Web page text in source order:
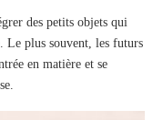
des petits objets qui
Le plus souvent, les futurs
en matière et se